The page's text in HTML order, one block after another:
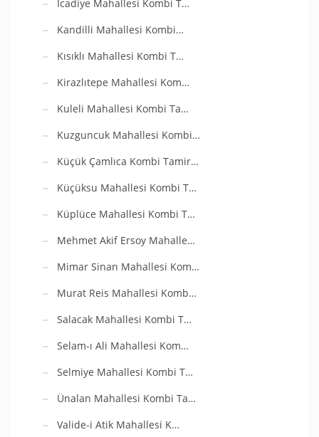
İcadiye Mahallesi Kombi T…
Kandilli Mahallesi Kombi…
Kısıklı Mahallesi Kombi T…
Kirazlıtepe Mahallesi Kom…
Kuleli Mahallesi Kombi Ta…
Kuzguncuk Mahallesi Kombi…
Küçük Çamlıca Kombi Tamir…
Küçüksu Mahallesi Kombi T…
Küplüce Mahallesi Kombi T…
Mehmet Akif Ersoy Mahalle…
Mimar Sinan Mahallesi Kom…
Murat Reis Mahallesi Komb…
Salacak Mahallesi Kombi T…
Selam-ı Ali Mahallesi Kom…
Selmiye Mahallesi Kombi T…
Ünalan Mahallesi Kombi Ta…
Valide-i Atik Mahallesi K…